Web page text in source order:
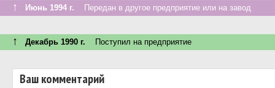
↑ Июнь 1994 г. Передан в другое предприятие или на завод
↑ Декабрь 1990 г. Поступил на предприятие
Ваш комментарий